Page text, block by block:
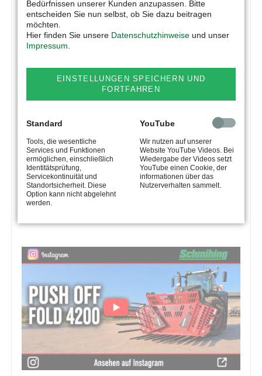
Bedürfnissen unserer Kunden anzupassen. Bitte
entscheiden Sie nun selbst, ob Sie dazu beitragen
möchten.
Hier finden Sie unsere Datenschutzhinweise und unser
Impressum
EINSTELLUNGEN SPEICHERN UND
FORTFAHREN
Standard
Tools, die wesentliche
Services und Funktionen
ermöglichen, einschließlich
Identitätsprüfung,
Servicekontinuität und
Standortsicherheit. Diese
Option kann nicht abgelehnt
werden.
YouTube
Wir nutzen auf unserer
Website YouTube Videos. Bei
Wiedergabe der Videos setzt
YouTube einen Cookie, der
informationen über das
Nutzerverhalten sammelt.